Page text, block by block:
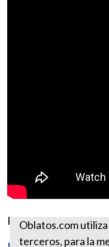
Fuente:https://
Oblatos.com
terceros, para la